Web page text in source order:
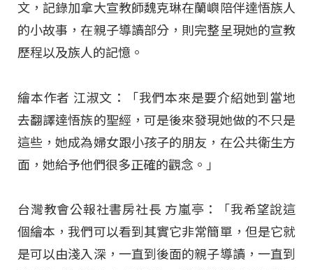
文，記錄加拿大宣教師魏克琳在蘭嶼陪伴達悟族人
的小故事，在親子導讀部分，則完整呈現她的宣教
歷程以及族人的記憶。
繪本作者 江淑文：「我們本來是要介紹她到當地
去翻譯達悟族的聖經，可是後來發現她做的不只是
這些，她成為婦女跟小孩子的朋友，在公共衛生方
面，她給予他們很多正確的觀念。」
台灣教會公報社書房社長 方嵐亭：「我希望說這
個繪本，我們可以看到其實它非常簡單，但是它就
是可以由淺入深，一直到後面的親子導讀，一直到